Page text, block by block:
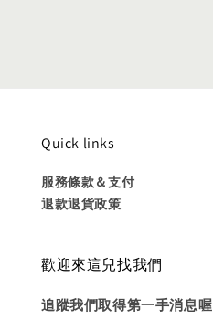
Quick links
服務條款＆支付
退款退貨政策
歡迎來這兒找我們
追蹤我們取得第一手消息喔